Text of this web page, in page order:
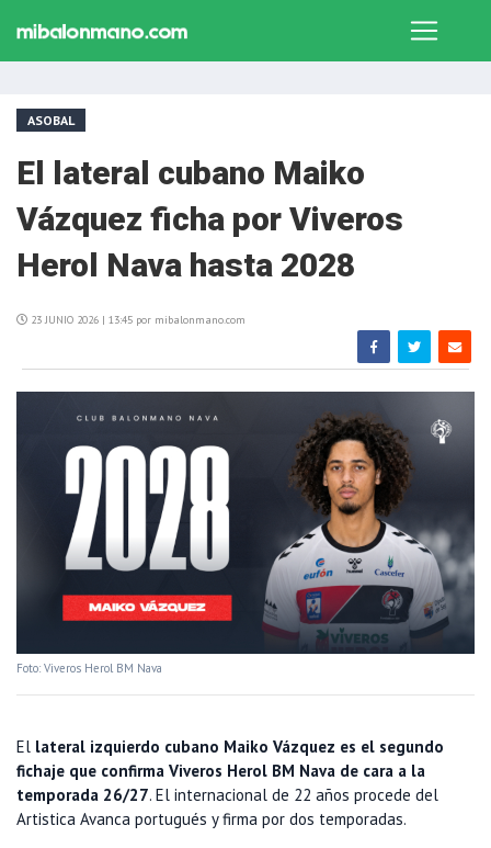
ASOBAL
El lateral cubano Maiko
Vázquez ficha por Viveros
Herol Nava hasta 2028
23 JUNIO 2026 | 13:45 por mibalonmano.com
Foto: Viveros Herol BM Nava
El lateral izquierdo cubano Maiko Vázquez es el segundo
fichaje que confirma Viveros Herol BM Nava de cara a la
temporada 26/27. El internacional de 22 años procede del
Artistica Avanca portugués y firma por dos temporadas.